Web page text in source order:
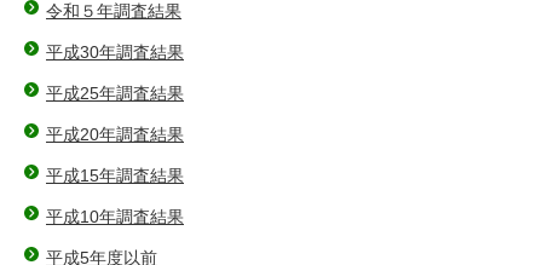
令和５年調査結果
平成30年調査結果
平成25年調査結果
平成20年調査結果
平成15年調査結果
平成10年調査結果
平成5年度以前